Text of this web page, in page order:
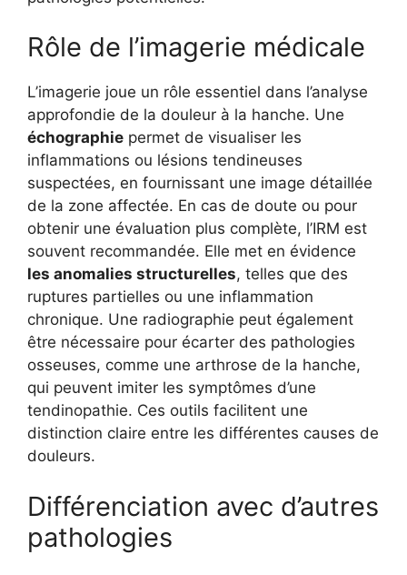
Rôle de l’imagerie médicale
L’imagerie joue un rôle essentiel dans l’analyse
approfondie de la douleur à la hanche. Une
échographie permet de visualiser les
inflammations ou lésions tendineuses
suspectées, en fournissant une image détaillée
de la zone affectée. En cas de doute ou pour
obtenir une évaluation plus complète, l’IRM est
souvent recommandée. Elle met en évidence
les anomalies structurelles, telles que des
ruptures partielles ou une inflammation
chronique. Une radiographie peut également
être nécessaire pour écarter des pathologies
osseuses, comme une arthrose de la hanche,
qui peuvent imiter les symptômes d’une
tendinopathie. Ces outils facilitent une
distinction claire entre les différentes causes de
douleurs.
Différenciation avec d’autres
pathologies